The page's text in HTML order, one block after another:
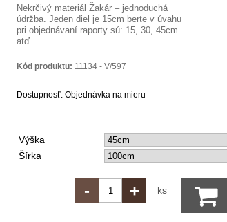
Nekrčivý materiál Žakár – jednoduchá
údržba. Jeden diel je 15cm berte v úvahu
pri objednávaní raporty sú: 15, 30, 45cm
atď.
Kód produktu: 11134 - V/597
Dostupnosť: Objednávka na mieru
Výška
Šírka
- + ks